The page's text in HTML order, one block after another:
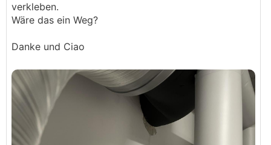
verkleben.
Wäre das ein Weg?
Danke und Ciao